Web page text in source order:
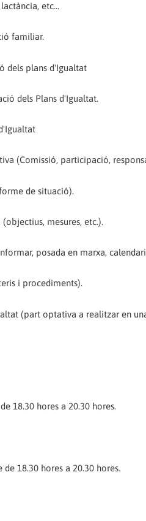
etc...
familiar.
dels plans d'Igualtat
dels Plans d'Igualtat.
(Comissió, participació,
de situació).
mesures, etc.).
posada en marxa,
i procediments).
(part optativa a realitzar en
18.30 hores a 20.30 hores.
18.30 hores a 20.30 hores.